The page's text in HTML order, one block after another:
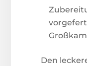
Den